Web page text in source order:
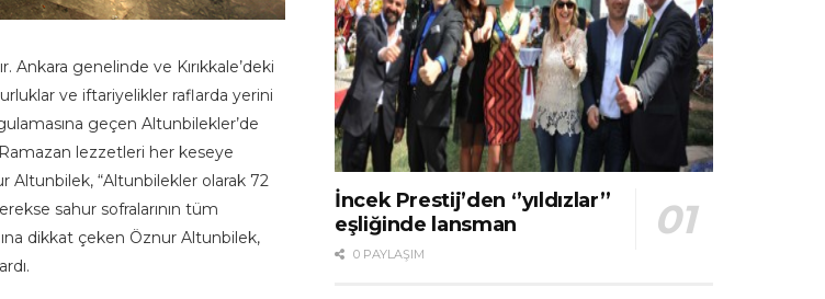
Ankara genelinde ve Kırıkkale’deki
ve iftariyelikler raflarda yerini
geçen Altunbilekler’de
lezzetleri her keseye
Altunbilek, “Altunbilekler olarak 72
sahur sofralarının tüm
dikkat çeken Öznur Altunbilek,
İncek Prestij’den ‘’yıldızlar’’
eşliğinde lansman
0 PAYLAŞIM